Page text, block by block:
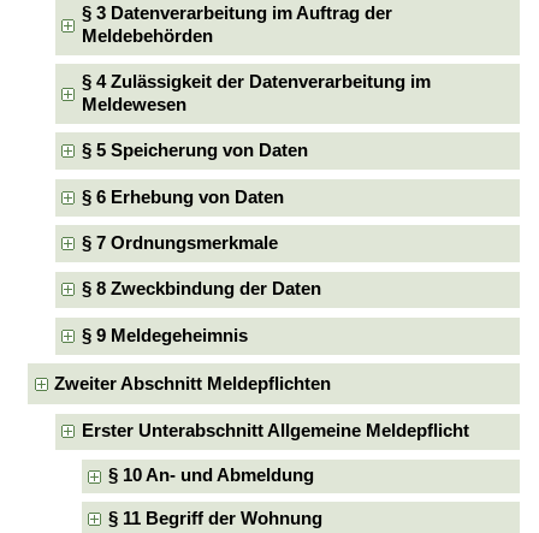
§ 3 Datenverarbeitung im Auftrag der
Meldebehörden
§ 4 Zulässigkeit der Datenverarbeitung im
Meldewesen
§ 5 Speicherung von Daten
§ 6 Erhebung von Daten
§ 7 Ordnungsmerkmale
§ 8 Zweckbindung der Daten
§ 9 Meldegeheimnis
Zweiter Abschnitt Meldepflichten
Erster Unterabschnitt Allgemeine Meldepflicht
§ 10 An- und Abmeldung
§ 11 Begriff der Wohnung